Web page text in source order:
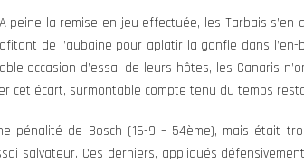
la remise en jeu effectuée, les Tarbais s’en
de l’aubaine pour aplatir la gonfle dans l’en-
occasion d’essai de leurs hôtes, les Canaris
cet écart, surmontable compte tenu du temps
pénalité de Bosch (16-9 – 54ème), mais était
salvateur. Ces derniers, appliqués